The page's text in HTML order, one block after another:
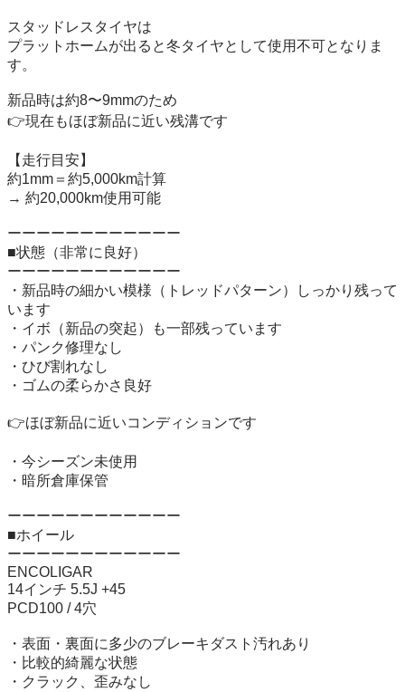
スタッドレスタイヤは
プラットホームが出ると冬タイヤとして使用不可となりま
す。
新品時は約8〜9mmのため
👉現在もほぼ新品に近い残溝です
【走行目安】
約1mm＝約5,000km計算
→ 約20,000km使用可能
ーーーーーーーーーーーー
■状態（非常に良好）
ーーーーーーーーーーーー
・新品時の細かい模様（トレッドパターン）しっかり残って
います
・イボ（新品の突起）も一部残っています
・パンク修理なし
・ひび割れなし
・ゴムの柔らかさ良好
👉ほぼ新品に近いコンディションです
・今シーズン未使用
・暗所倉庫保管
ーーーーーーーーーーーー
■ホイール
ーーーーーーーーーーーー
ENCOLIGAR
14インチ 5.5J +45
PCD100 / 4穴
・表面・裏面に多少のブレーキダスト汚れあり
・比較的綺麗な状態
・クラック、歪みなし